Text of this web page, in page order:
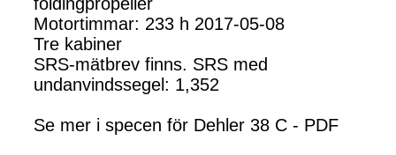
Motortimmar: 233 h 2017-05-08
Tre kabiner
SRS-mätbrev finns. SRS med
undanvindssegel: 1,352
Se mer i specen för Dehler 38 C - PDF